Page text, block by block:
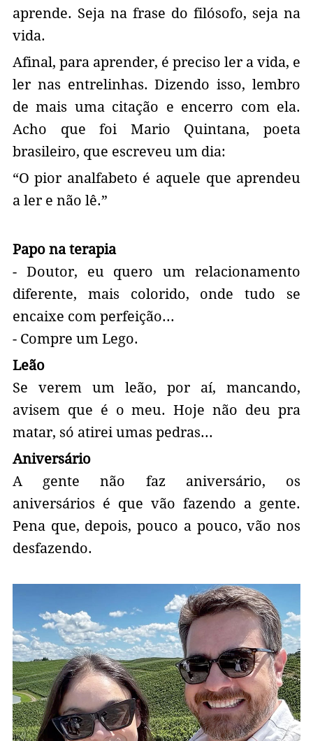
aprende. Seja na frase do filósofo, seja na
vida.
Afinal, para aprender, é preciso ler a vida, e
ler nas entrelinhas. Dizendo isso, lembro
de mais uma citação e encerro com ela.
Acho que foi Mario Quintana, poeta
brasileiro, que escreveu um dia:
“O pior analfabeto é aquele que aprendeu
a ler e não lê.”
Papo na terapia
- Doutor, eu quero um relacionamento
diferente, mais colorido, onde tudo se
encaixe com perfeição...
- Compre um Lego.
Leão
Se verem um leão, por aí, mancando,
avisem que é o meu. Hoje não deu pra
matar, só atirei umas pedras...
Aniversário
A gente não faz aniversário, os
aniversários é que vão fazendo a gente.
Pena que, depois, pouco a pouco, vão nos
desfazendo.